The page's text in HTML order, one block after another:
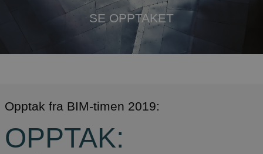
SE OPPTAKET
Opptak fra BIM-timen 2019:
OPPTAK: